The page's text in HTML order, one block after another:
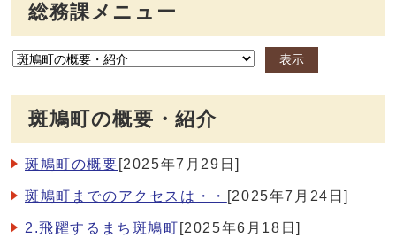
総務課メニュー
表示
斑鳩町の概要・紹介
斑鳩町の概要 [2025年7月29日]
斑鳩町までのアクセスは・・ [2025年7月24日]
2.飛躍するまち斑鳩町 [2025年6月18日]